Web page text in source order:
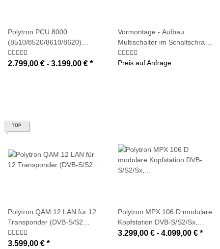
Polytron PCU 8000
(8510/8520/8610/8620)
Kompakt Kopfstelle 8x DVB-
S/S2 Transponder in DVB-C
2.799,00 € - 3.199,00 € *
Vormontage - Aufbau
Multischalter im Schaltschrank
incl. Potenzialausgleich
(Hinweis)
Preis auf Anfrage
TOP
Polytron QAM 12 LAN für 12
Transponder (DVB-S/S2
Umsetzung QPSK-QAM auf
DVB-C)
3.599,00 € *
Polytron MPX 106 D modulare
Kopfstation DVB-S/S2/Sx,
DVB-C, HDMI in DVB-S/C und
3.299,00 € - 4.099,00 € *